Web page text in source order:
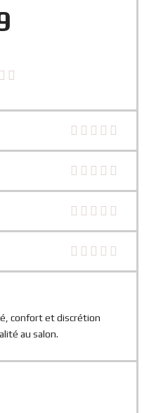
confort et discrétion
au salon.